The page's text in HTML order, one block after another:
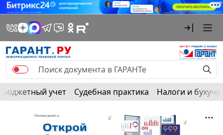
Бюджетный учет Судебная практика Налоги и